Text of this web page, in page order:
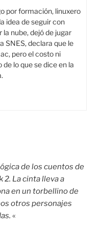
por formación, linuxero
idea de seguir con
nube, dejó de jugar
SNES, declara que le
pero el costo ni
lo que se dice en la
de los cuentos de
La cinta lleva a
en un torbellino de
otros personajes
«